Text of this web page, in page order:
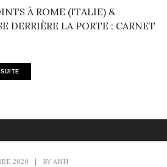
À ROME (ITALIE) &
DERRIÈRE LA PORTE : CARNET
2020 BY ANH